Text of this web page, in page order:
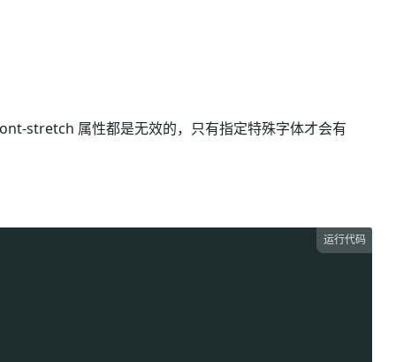
stretch 属性都是无效的，只有指定特殊字体才会有
运行代码